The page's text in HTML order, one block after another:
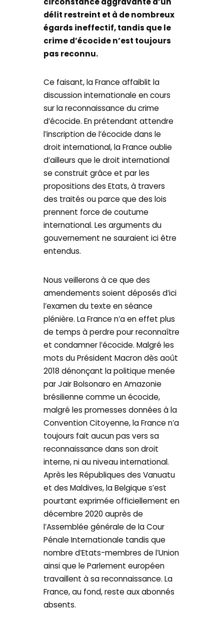
délit restreint et à de nombreux
égards ineffectif, tandis que le
crime d’écocide n’est toujours
pas reconnu.
Ce faisant, la France affaiblit la
discussion internationale en cours
sur la reconnaissance du crime
d’écocide. En prétendant attendre
l’inscription de l’écocide dans le
droit international, la France oublie
d’ailleurs que le droit international
se construit grâce et par les
propositions des Etats, à travers
des traités ou parce que des lois
prennent force de coutume
international. Les arguments du
gouvernement ne sauraient ici être
entendus.
Nous veillerons à ce que des
amendements soient déposés d’ici
l’examen du texte en séance
plénière. La France n’a en effet plus
de temps à perdre pour reconnaître
et condamner l’écocide. Malgré les
mots du Président Macron dès août
2018 dénonçant la politique menée
par Jair Bolsonaro en Amazonie
brésilienne comme un écocide,
malgré les promesses données à la
Convention Citoyenne, la France n’a
toujours fait aucun pas vers sa
reconnaissance dans son droit
interne, ni au niveau international.
Après les Républiques des Vanuatu
et des Maldives, la Belgique s’est
pourtant exprimée officiellement en
décembre 2020 auprès de
l’Assemblée générale de la Cour
Pénale Internationale tandis que
nombre d’Etats-membres de l’Union
ainsi que le Parlement européen
travaillent à sa reconnaissance. La
France, au fond, reste aux abonnés
absents.